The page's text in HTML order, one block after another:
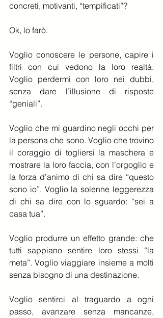
concreti, motivanti, “tempificati”?
Ok, lo farò.
Voglio conoscere le persone, capire i
filtri con cui vedono la loro realtà.
Voglio perdermi con loro nei dubbi,
senza dare l’illusione di risposte
“geniali”.
Voglio che mi guardino negli occhi per
la persona che sono. Voglio che trovino
il coraggio di togliersi la maschera e
mostrare la loro faccia, con l’orgoglio e
la forza d’animo di chi sa dire “questo
sono io”. Voglio la solenne leggerezza
di chi sa dire con lo sguardo: “sei a
casa tua”.
Voglio produrre un effetto grande: che
tutti sappiano sentire loro stessi “la
meta”. Voglio viaggiare insieme a molti
senza bisogno di una destinazione.
Voglio sentirci al traguardo a ogni
passo, avanzare senza mancanze,